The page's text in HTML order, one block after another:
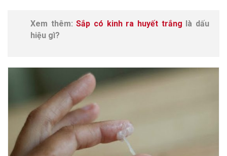
Xem thêm:Sắp có kinh ra huyết trắng là dấu
hiệu gì?